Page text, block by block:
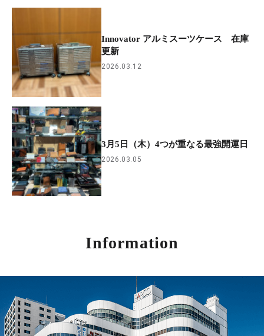
Innovator アルミスーツケース 在庫
更新
2026.03.12
3月5日（木）4つが重なる最強開運日
2026.03.05
Information